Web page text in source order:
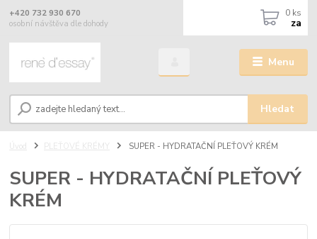
Menu
Hledat
+420 732 930 670
osobní návštěva dle dohody
0 ks
za
Úvod PLEŤOVÉ KRÉMY SUPER - HYDRATAČNÍ PLEŤOVÝ KRÉM
SUPER - HYDRATAČNÍ PLEŤOVÝ
KRÉM